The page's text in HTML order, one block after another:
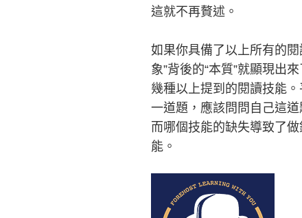
這就不再贅述。
如果你具備了以上所有的
象”背後的“本質”就顯現出
幾種以上提到的閱讀技能
一道題，應該問問自己這
而哪個技能的缺失導致了
能。